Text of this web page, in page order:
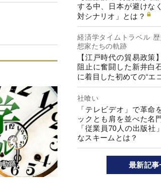
する中、日本が避けな
対シナリオ」とは？
経済学タイムトラベル
想家たちの軌跡
【江戸時代の貿易政策
阻止に奮闘した新井白
に着目した初めての“エ
社喰い
「テレビデオ」で革命
ックとも肩を並べた名
「従業員70人の出版
なスキームとは？
最新記